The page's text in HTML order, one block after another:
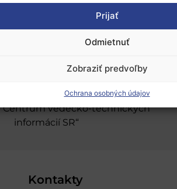
Prijať
Odmietnuť
Zobraziť predvoľby
Ochrana osobných údajov
financovanie
Odber newslettera
Programu Slovensko. Portál
Centrum vedecko-technických
informácií SR“
Kontakty